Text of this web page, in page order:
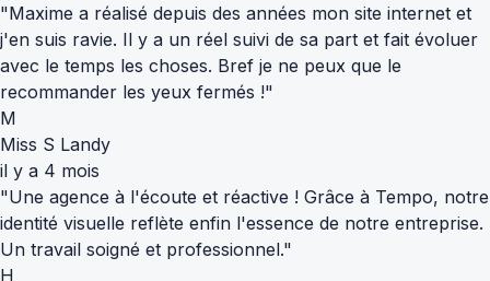
"Maxime a réalisé depuis des années mon site internet et
j'en suis ravie. Il y a un réel suivi de sa part et fait évoluer
avec le temps les choses. Bref je ne peux que le
recommander les yeux fermés !"
M
Miss S Landy
il y a 4 mois
"Une agence à l'écoute et réactive ! Grâce à Tempo, notre
identité visuelle reflète enfin l'essence de notre entreprise.
Un travail soigné et professionnel."
H